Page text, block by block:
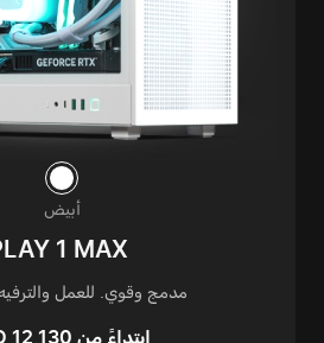
أبيض
1 MAX
مدمج وقوي. للعمل
ابتداءً من AED 12,130